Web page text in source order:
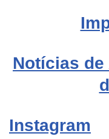
Notícias de
Instagram